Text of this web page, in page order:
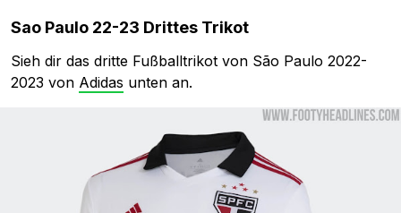
Sao Paulo 22-23 Drittes Trikot
Sieh dir das dritte Fußballtrikot von São Paulo 2022-
2023 von Adidas unten an.